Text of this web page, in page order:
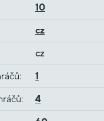
10
cz
cz
: 1
: 4